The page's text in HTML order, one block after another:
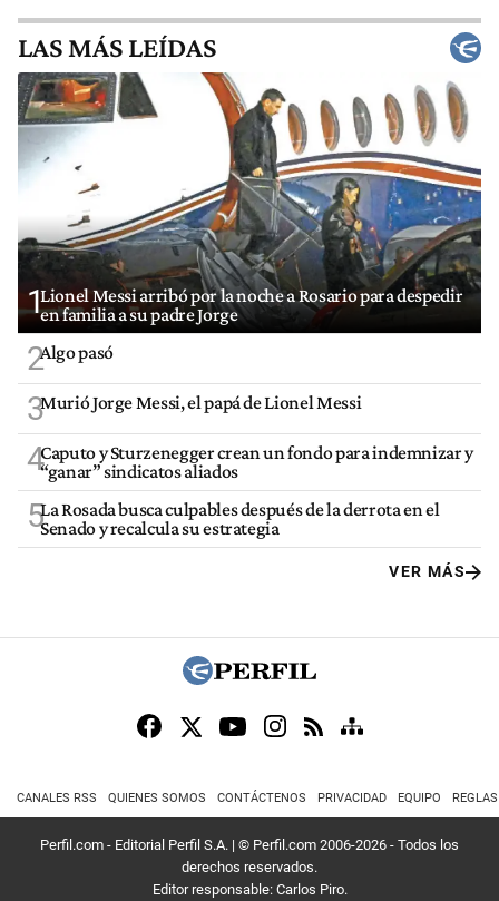
LAS MÁS LEÍDAS
1Lionel Messi arribó por la noche a Rosario para despedir
en familia a su padre Jorge
2Algo pasó
3Murió Jorge Messi, el papá de Lionel Messi
4Caputo y Sturzenegger crean un fondo para indemnizar y
“ganar” sindicatos aliados
5La Rosada busca culpables después de la derrota en el
Senado y recalcula su estrategia
VER MÁS
CANALES RSS QUIENES SOMOS CONTÁCTENOS PRIVACIDAD EQUIPO
Perfil.com - Editorial Perfil S.A. | © Perfil.com 2006-2026 - Todos los
derechos reservados.
Editor responsable: Carlos Piro.